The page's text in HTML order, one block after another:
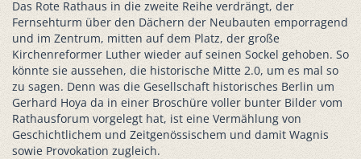
Das Rote Rathaus in die zweite Reihe verdrängt, der
Fernsehturm über den Dächern der Neubauten emporragend
und im Zentrum, mitten auf dem Platz, der große
Kirchenreformer Luther wieder auf seinen Sockel gehoben. So
könnte sie aussehen, die historische Mitte 2.0, um es mal so
zu sagen. Denn was die Gesellschaft historisches Berlin um
Gerhard Hoya da in einer Broschüre voller bunter Bilder vom
Rathausforum vorgelegt hat, ist eine Vermählung von
Geschichtlichem und Zeitgenössischem und damit Wagnis
sowie Provokation zugleich.